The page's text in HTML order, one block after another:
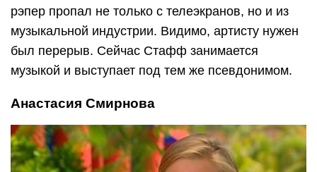
рэпер пропал не только с телеэкранов, но и из
музыкальной индустрии. Видимо, артисту нужен
был перерыв. Сейчас Стафф занимается
музыкой и выступает под тем же псевдонимом.
Анастасия Смирнова